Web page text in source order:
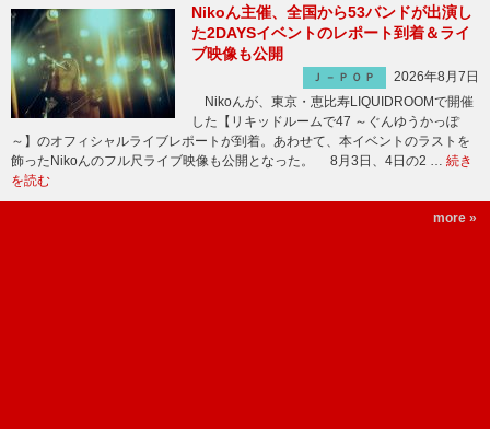
Nikoん主催、全国から53バンドが出演し
た2DAYSイベントのレポート到着＆ライ
ブ映像も公開
Ｊ－ＰＯＰ
2026年8月7日
Nikoんが、東京・恵比寿LIQUIDROOMで開催
した【リキッドルームで47 ～ぐんゆうかっぽ
～】のオフィシャルライブレポートが到着。あわせて、本イベントのラストを
飾ったNikoんのフル尺ライブ映像も公開となった。 8月3日、4日の2 … 続き
を読む
more »